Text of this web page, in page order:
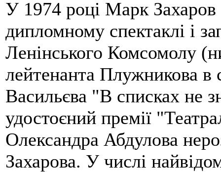
У 1974 році Марк Захаров
дипломному спектаклі і
Ленінського Комсомолу
лейтенанта Плужникова в
Васильєва "В списках не
удостоєний премії
Олександра Абдулова
Захарова. У числі